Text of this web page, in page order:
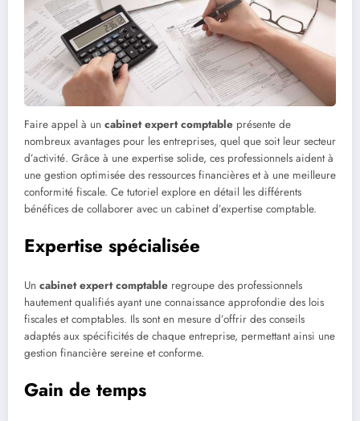
Faire appel à un cabinet expert comptable présente de
nombreux avantages pour les entreprises, quel que soit leur secteur
d’activité. Grâce à une expertise solide, ces professionnels aident à
une gestion optimisée des ressources financières et à une meilleure
conformité fiscale. Ce tutoriel explore en détail les différents
bénéfices de collaborer avec un cabinet d’expertise comptable.
Expertise spécialisée
Un cabinet expert comptable regroupe des professionnels
hautement qualifiés ayant une connaissance approfondie des lois
fiscales et comptables. Ils sont en mesure d’offrir des conseils
adaptés aux spécificités de chaque entreprise, permettant ainsi une
gestion financière sereine et conforme.
Gain de temps